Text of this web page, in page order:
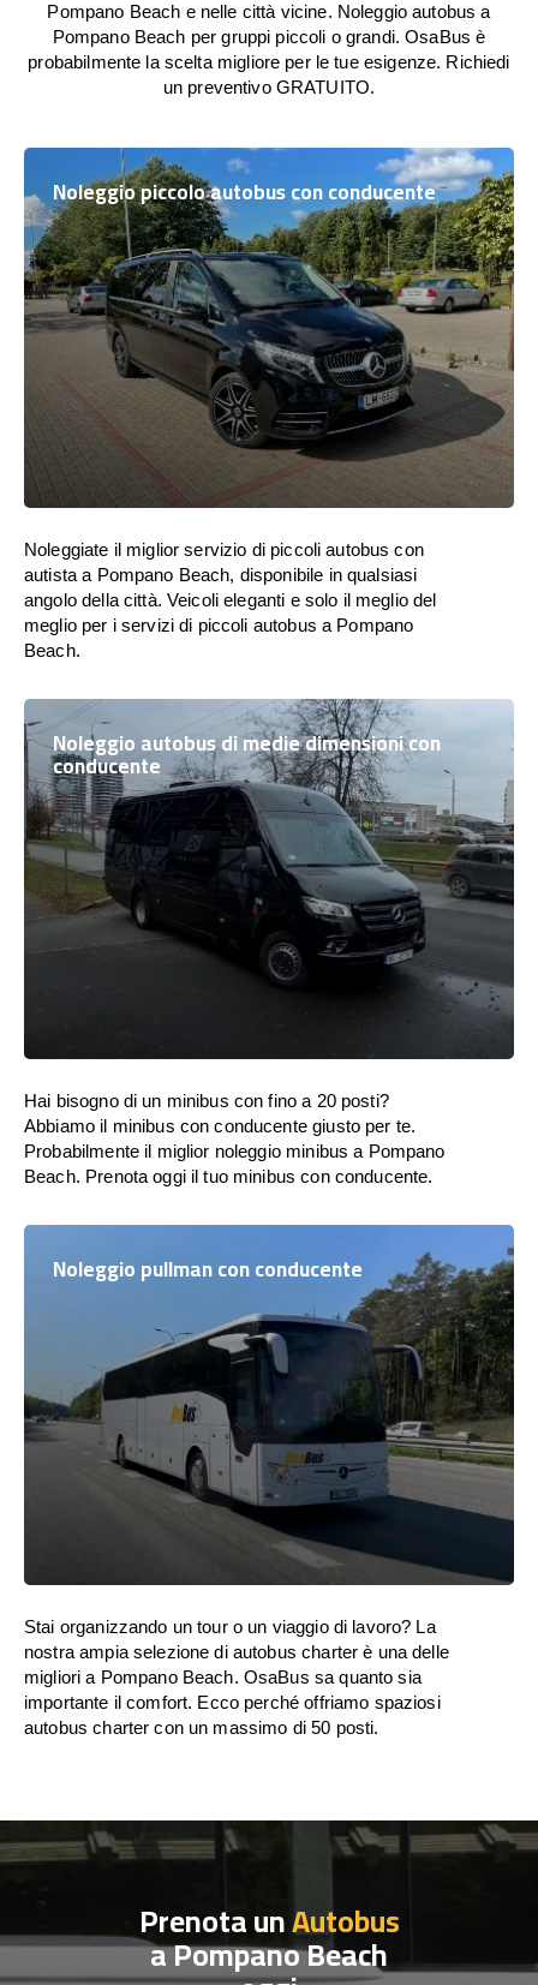
Pompano Beach e nelle città vicine. Noleggio autobus a
Pompano Beach per gruppi piccoli o grandi. OsaBus è
probabilmente la scelta migliore per le tue esigenze. Richiedi
un preventivo GRATUITO.
Noleggio piccolo autobus con conducente
Noleggiate il miglior servizio di piccoli autobus con
autista a Pompano Beach, disponibile in qualsiasi
angolo della città. Veicoli eleganti e solo il meglio del
meglio per i servizi di piccoli autobus a Pompano
Beach.
Noleggio autobus di medie dimensioni con
conducente
Hai bisogno di un minibus con fino a 20 posti?
Abbiamo il minibus con conducente giusto per te.
Probabilmente il miglior noleggio minibus a Pompano
Beach. Prenota oggi il tuo minibus con conducente.
Noleggio pullman con conducente
Stai organizzando un tour o un viaggio di lavoro? La
nostra ampia selezione di autobus charter è una delle
migliori a Pompano Beach. OsaBus sa quanto sia
importante il comfort. Ecco perché offriamo spaziosi
autobus charter con un massimo di 50 posti.
Prenota unAutobus
a Pompano Beach